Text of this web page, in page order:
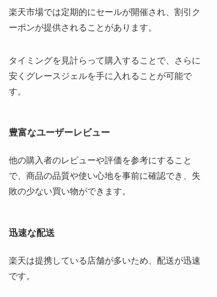
楽天市場では定期的にセールが開催され、割引ク
ーポンが提供されることがあります。
タイミングを見計らって購入することで、さらに
安くグレースジェルを手に入れることが可能で
す。
豊富なユーザーレビュー
他の購入者のレビューや評価を参考にすること
で、商品の品質や使い心地を事前に確認でき、失
敗の少ない買い物ができます。
迅速な配送
楽天は提携している店舗が多いため、配送が迅速
です。